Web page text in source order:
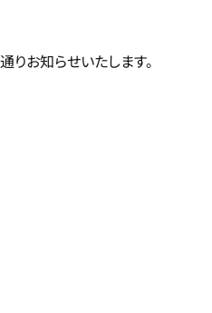
お知らせいたします。